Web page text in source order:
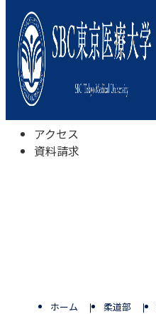
本学について
学びの特色
学部・学科
キャンパスライフ
入試情報
受験相談会
アクセス
資料請求
ホーム 柔道部